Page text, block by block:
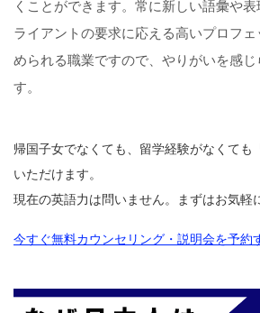
くことができます。常に新しい語彙や
ライアントの要求に応える高いプロフ
められる職業ですので、やりがいを感じ
す。
帰国子女でなくても、留学経験がなくても
いただけます。
現在の英語力は問いません。まずはお気軽
今すぐ無料カウンセリング・説明会を予約